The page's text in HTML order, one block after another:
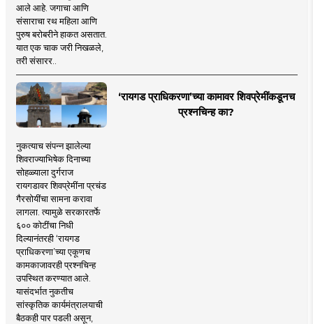
आले आहे. जगाचा आणि
संसाराचा रथ महिला आणि
पुरुष बरोबरीने हाकत असतात.
यात एक चाक जरी निखळले,
तरी संसारर..
‘रायगड प्राधिकरणा’च्या कामावर शिवप्रेमींकडूनच
प्रश्नचिन्ह का?
नुकत्याच संपन्न झालेल्या
शिवराज्याभिषेक दिनाच्या
सोहळ्याला दुर्गराज
रायगडावर शिवप्रेमींना प्रचंड
गैरसोयींचा सामना करावा
लागला. त्यामुळे सरकारतर्फे
६०० कोटींचा निधी
दिल्यानंतरही ‘रायगड
प्राधिकरणा’च्या एकूणच
कामकाजावरही प्रश्नचिन्ह
उपस्थित करण्यात आले.
यासंदर्भात नुकतीच
सांस्कृतिक कार्यमंत्रालयाची
बैठकही पार पडली असून,